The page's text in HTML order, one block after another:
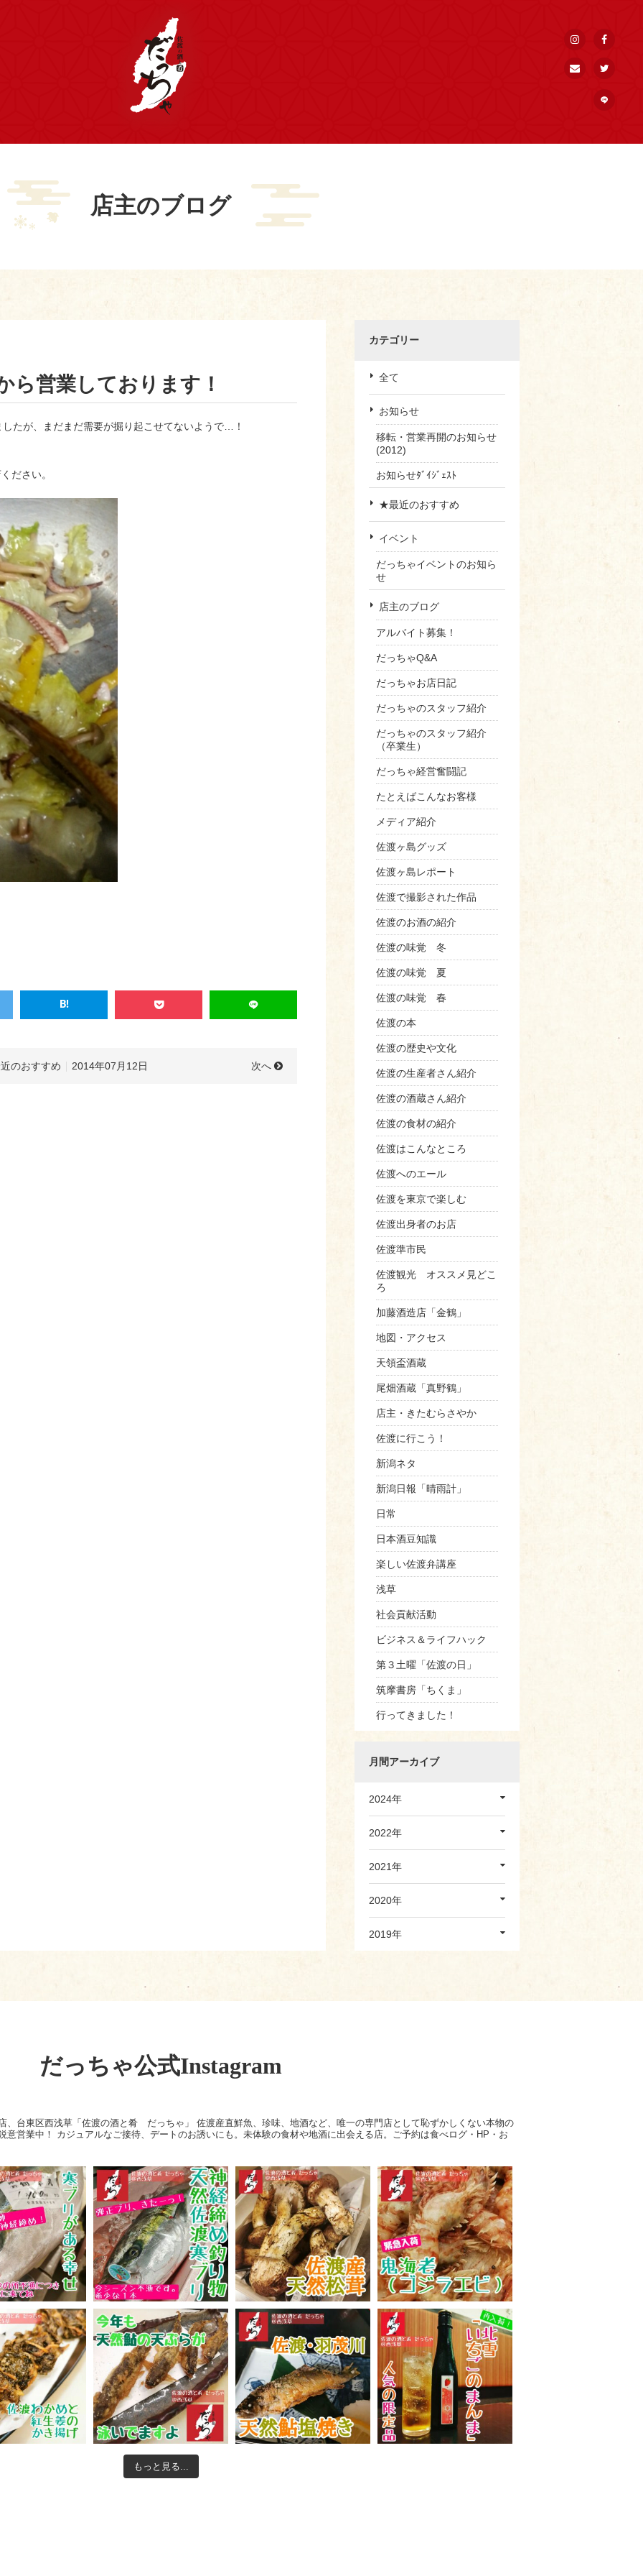
店主のブログ
ら営業しております！
たが、まだまだ需要が掘り起こせてないようで…！
ださい。
のおすすめ 2014年07月12日 次へ
カテゴリー
全て
お知らせ
移転・営業再開のお知らせ
(2012)
お知らせﾀﾞｲｼﾞｪｽﾄ
★最近のおすすめ
イベント
だっちゃイベントのお知ら
せ
店主のブログ
アルバイト募集！
だっちゃQ&A
だっちゃお店日記
だっちゃのスタッフ紹介
だっちゃのスタッフ紹介
（卒業生）
だっちゃ経営奮闘記
たとえばこんなお客様
メディア紹介
佐渡ヶ島グッズ
佐渡ヶ島レポート
佐渡で撮影された作品
佐渡のお酒の紹介
佐渡の味覚 冬
佐渡の味覚 夏
佐渡の味覚 春
佐渡の本
佐渡の歴史や文化
佐渡の生産者さん紹介
佐渡の酒蔵さん紹介
佐渡の食材の紹介
佐渡はこんなところ
佐渡へのエール
佐渡を東京で楽しむ
佐渡出身者のお店
佐渡準市民
佐渡観光 オススメ見どこ
ろ
加藤酒造店「金鶴」
地図・アクセス
天領盃酒蔵
尾畑酒蔵「真野鶴」
店主・きたむらさやか
佐渡に行こう！
新潟ネタ
新潟日報「晴雨計」
日常
日本酒豆知識
楽しい佐渡弁講座
浅草
社会貢献活動
ビジネス＆ライフハック
第３土曜「佐渡の日」
筑摩書房「ちくま」
行ってきました！
月間アーカイブ
2024年
2022年
2021年
2020年
2019年
だっちゃ公式Instagram
、台東区西浅草「佐渡の酒と肴 だっちゃ」
佐渡産直鮮魚、珍味、地酒など、唯一の専門店として恥ずかしくない本物の
意営業中！
カジュアルなご接待、デートのお誘いにも。未体験の食材や地酒に出会える店。ご予約は食べログ・HP・お
もっと見る...